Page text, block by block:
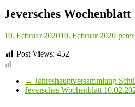
Jeversches Wochenblatt
10. Februar 202010. Februar 2020 peter
Post Views: 452
← Jahreshauptversammlung
Jeversches Wochenblatt